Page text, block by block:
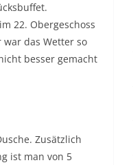
22. Obergeschoss
das Wetter so
besser gemacht
Zusätzlich
ist man von 5